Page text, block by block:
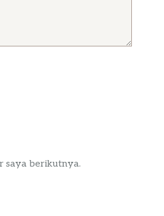
saya berikutnya.